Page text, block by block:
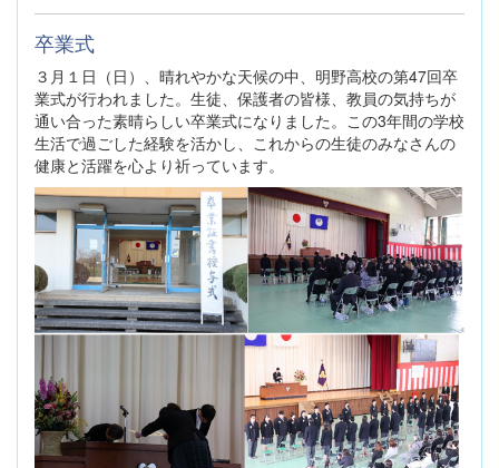
卒業式
３月１日（日）、晴れやかな天候の中、明野高校の第47回卒
業式が行われました。生徒、保護者の皆様、教員の気持ちが
通い合った素晴らしい卒業式になりました。この3年間の学校
生活で過ごした経験を活かし、これからの生徒のみなさんの
健康と活躍を心より祈っています。